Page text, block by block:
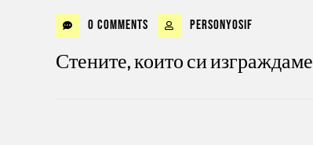
0 Comments personyosif
Стените, които си изграждаме